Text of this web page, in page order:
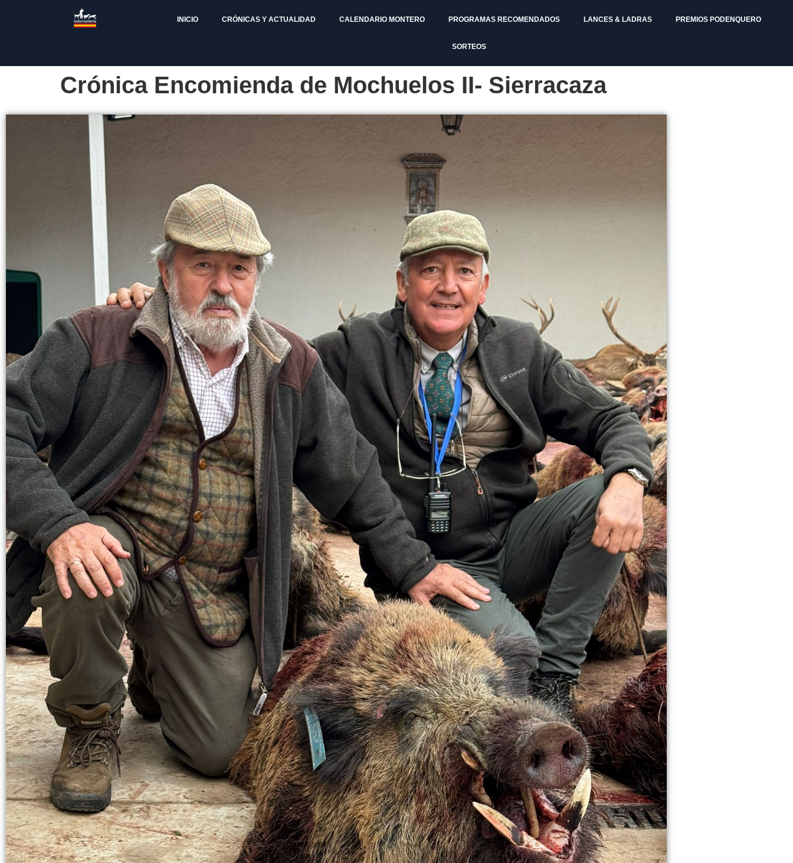
INICIO CRÓNICAS Y ACTUALIDAD CALENDARIO MONTERO PROGRAMAS RECOMENDADOS LANCES & LADRAS PREMIOS PODENQUERO
SORTEOS
Crónica Encomienda de Mochuelos II- Sierracaza